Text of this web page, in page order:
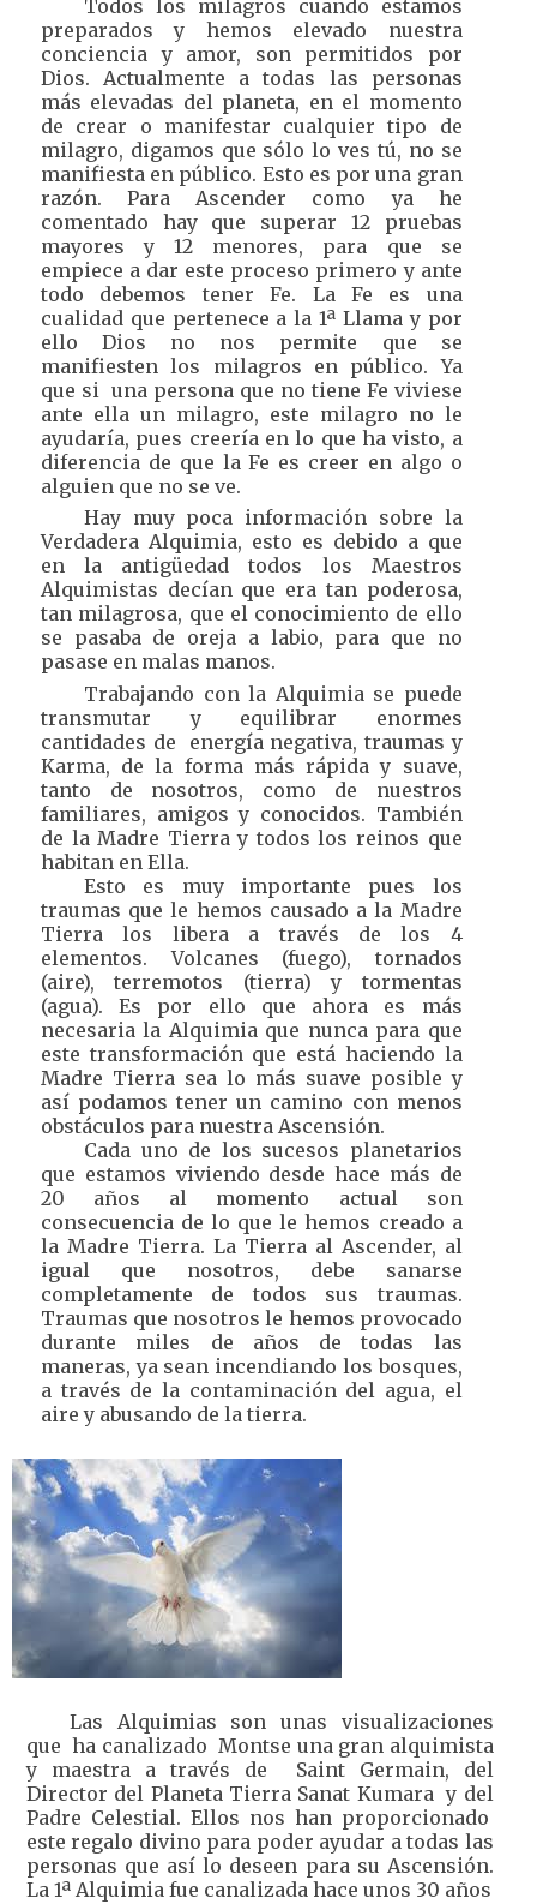
Todos los milagros cuando estamos
preparados y hemos elevado nuestra
conciencia y amor, son permitidos por
Dios. Actualmente a todas las personas
más elevadas del planeta, en el momento
de crear o manifestar cualquier tipo de
milagro, digamos que sólo lo ves tú, no se
manifiesta en público. Esto es por una gran
razón. Para Ascender como ya he
comentado hay que superar 12 pruebas
mayores y 12 menores, para que se
empiece a dar este proceso primero y ante
todo debemos tener Fe. La Fe es una
cualidad que pertenece a la 1ª Llama y por
ello Dios no nos permite que se
manifiesten los milagros en público. Ya
que si una persona que no tiene Fe viviese
ante ella un milagro, este milagro no le
ayudaría, pues creería en lo que ha visto, a
diferencia de que la Fe es creer en algo o
alguien que no se ve.
Hay muy poca información sobre la
Verdadera Alquimia, esto es debido a que
en la antigüedad todos los Maestros
Alquimistas decían que era tan poderosa,
tan milagrosa, que el conocimiento de ello
se pasaba de oreja a labio, para que no
pasase en malas manos.
Trabajando con la Alquimia se puede
transmutar y equilibrar enormes
cantidades de energía negativa, traumas y
Karma, de la forma más rápida y suave,
tanto de nosotros, como de nuestros
familiares, amigos y conocidos. También
de la Madre Tierra y todos los reinos que
habitan en Ella.
Esto es muy importante pues los
traumas que le hemos causado a la Madre
Tierra los libera a través de los 4
elementos. Volcanes (fuego), tornados
(aire), terremotos (tierra) y tormentas
(agua). Es por ello que ahora es más
necesaria la Alquimia que nunca para que
este transformación que está haciendo la
Madre Tierra sea lo más suave posible y
así podamos tener un camino con menos
obstáculos para nuestra Ascensión.
Cada uno de los sucesos planetarios
que estamos viviendo desde hace más de
20 años al momento actual son
consecuencia de lo que le hemos creado a
la Madre Tierra. La Tierra al Ascender, al
igual que nosotros, debe sanarse
completamente de todos sus traumas.
Traumas que nosotros le hemos provocado
durante miles de años de todas las
maneras, ya sean incendiando los bosques,
a través de la contaminación del agua, el
aire y abusando de la tierra.
Las Alquimias son unas visualizaciones
que ha canalizado Montse una gran alquimista
y maestra a través de Saint Germain, del
Director del Planeta Tierra Sanat Kumara y del
Padre Celestial. Ellos nos han proporcionado
este regalo divino para poder ayudar a todas las
personas que así lo deseen para su Ascensión.
La 1ª Alquimia fue canalizada hace unos 30 años